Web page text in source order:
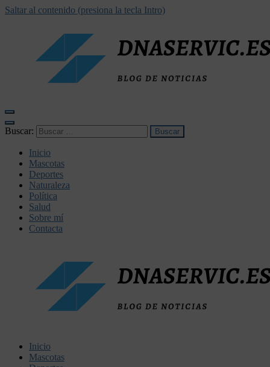
Saltar al contenido (presiona la tecla Intro)
Buscar:
Inicio
Mascotas
Deportes
Naturaleza
Política
Salud
Sobre mí
Contacta
dnaservic.es
Inicio
Mascotas